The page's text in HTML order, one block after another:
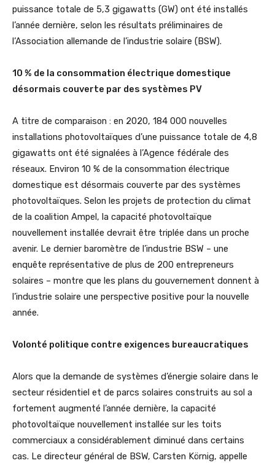
puissance totale de 5,3 gigawatts (GW) ont été installés
l’année dernière, selon les résultats préliminaires de
l’Association allemande de l’industrie solaire (BSW).
10 % de la consommation électrique domestique
désormais couverte par des systèmes PV
A titre de comparaison : en 2020, 184 000 nouvelles
installations photovoltaïques d’une puissance totale de 4,8
gigawatts ont été signalées à l’Agence fédérale des
réseaux. Environ 10 % de la consommation électrique
domestique est désormais couverte par des systèmes
photovoltaïques. Selon les projets de protection du climat
de la coalition Ampel, la capacité photovoltaïque
nouvellement installée devrait être triplée dans un proche
avenir. Le dernier baromètre de l’industrie BSW – une
enquête représentative de plus de 200 entrepreneurs
solaires – montre que les plans du gouvernement donnent à
l’industrie solaire une perspective positive pour la nouvelle
année.
Volonté politique contre exigences bureaucratiques
Alors que la demande de systèmes d’énergie solaire dans le
secteur résidentiel et de parcs solaires construits au sol a
fortement augmenté l’année dernière, la capacité
photovoltaïque nouvellement installée sur les toits
commerciaux a considérablement diminué dans certains
cas. Le directeur général de BSW, Carsten Körnig, appelle